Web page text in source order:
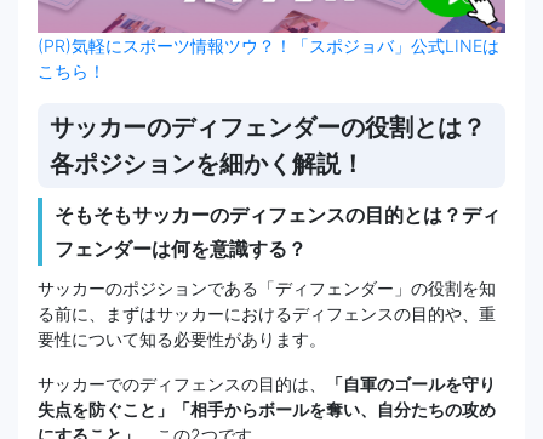
(PR)気軽にスポーツ情報ツウ？！「スポジョバ」公式LINEは
こちら！
サッカーのディフェンダーの役割とは？
各ポジションを細かく解説！
そもそもサッカーのディフェンスの目的とは？ディ
フェンダーは何を意識する？
サッカーのポジションである「ディフェンダー」の役割を知
る前に、まずはサッカーにおけるディフェンスの目的や、重
要性について知る必要性があります。
サッカーでのディフェンスの目的は、
「自軍のゴールを守り
失点を防ぐこと」「相手からボールを奪い、自分たちの攻め
にすること」
、この2つです。